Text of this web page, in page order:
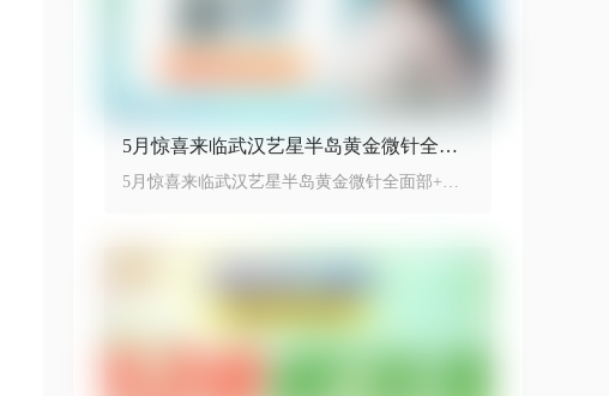
5月惊喜来临武汉艺星半岛黄金微针全面
部+舒敏之星低至899元
5月惊喜来临武汉艺星半岛黄金微针全面部+舒